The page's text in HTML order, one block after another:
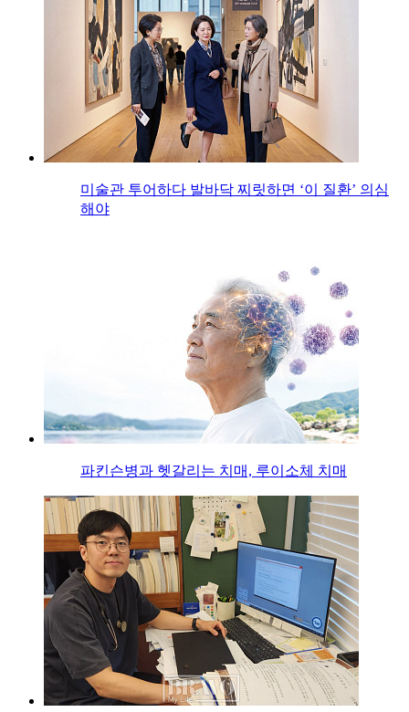
미술관 투어하다 발바닥 찌릿하면 ‘이 질환’ 의심
해야
파킨슨병과 헷갈리는 치매, 루이소체 치매